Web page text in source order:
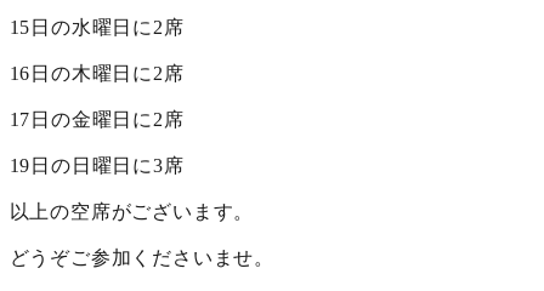
15日の水曜日に2席
16日の木曜日に2席
17日の金曜日に2席
19日の日曜日に3席
以上の空席がございます。
どうぞご参加くださいませ。